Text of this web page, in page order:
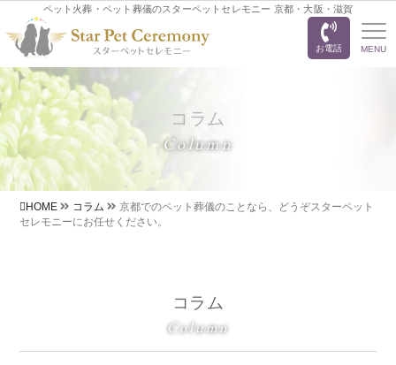
ペット火葬・ペット葬儀のスターペットセレモニー 京都・大阪・滋賀
お電話 MENU
コラム
Column
HOME コラム
京都でのペット葬儀のことなら、どうぞスターペット
セレモニーにお任せください。
コラム
Column